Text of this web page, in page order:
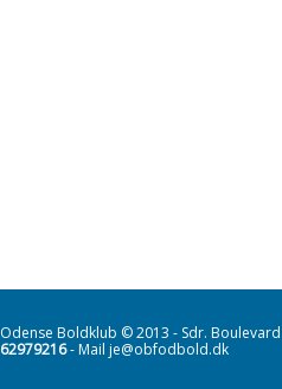
Odense Boldklub © 2013 - Sdr.
62979216- Mail je@obfodbold.dk